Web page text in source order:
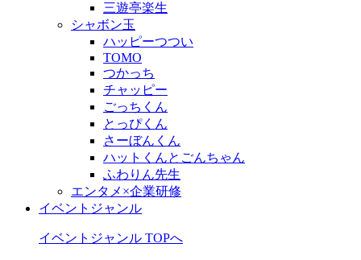
三遊亭楽生
シャボン玉
ハッピーつつい
TOMO
つかっち
チャッピー
ごっちくん
とっぴくん
さーぼんくん
ハットくんとごんちゃん
ふわりん先生
エンタメ×企業研修
イベントジャンル
イベントジャンル TOPへ